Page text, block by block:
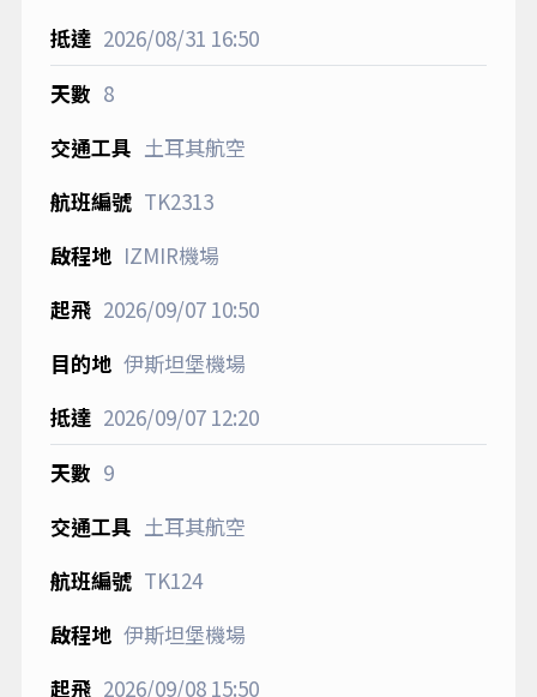
2026/08/31 16:50
8
土耳其航空
TK2313
IZMIR機場
2026/09/0710:50
伊斯坦堡機場
2026/09/0712:20
9
土耳其航空
TK124
伊斯坦堡機場
2026/09/0815:50